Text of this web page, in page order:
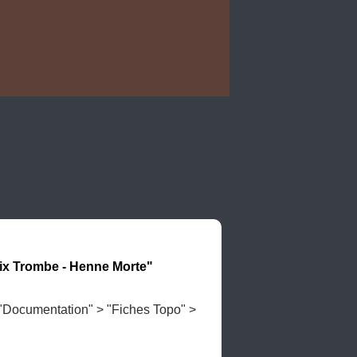
Trombe - Henne Morte"
> "Fiches Topo" >